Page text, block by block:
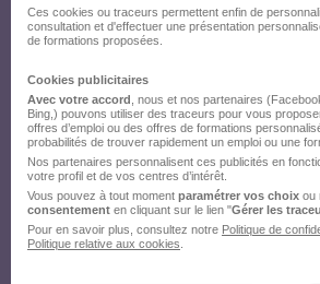
Ces cookies ou traceurs permettent enfin de
consultation et d'effectuer une présentation
de formations proposées.
Cookies publicitaires
Avec votre accord , nous et nos partenaires
Bing,) pouvons utiliser des traceurs pour vous
offres d’emploi ou des offres de formations
probabilités de trouver rapidement un emploi ou une
Nos partenaires personnalisent ces publicités en
votre profil et de vos centres d’intérêt.
Vous pouvez à tout moment paramétrer vos choix ou
consentement en cliquant sur le lien "Gérer les
Pour en savoir plus, consultez notre Politique de
Politique relative aux cookies